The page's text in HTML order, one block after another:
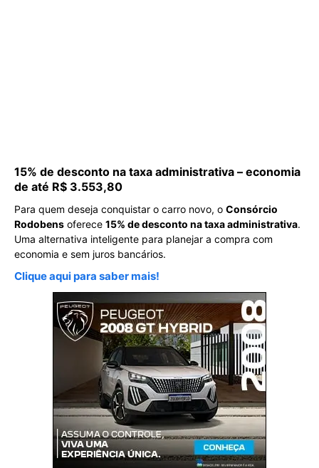
15% de desconto na taxa administrativa – economia
de até R$ 3.553,80
Para quem deseja conquistar o carro novo, o Consórcio
Rodobens oferece 15% de desconto na taxa administrativa.
Uma alternativa inteligente para planejar a compra com
economia e sem juros bancários.
Clique aqui para saber mais!